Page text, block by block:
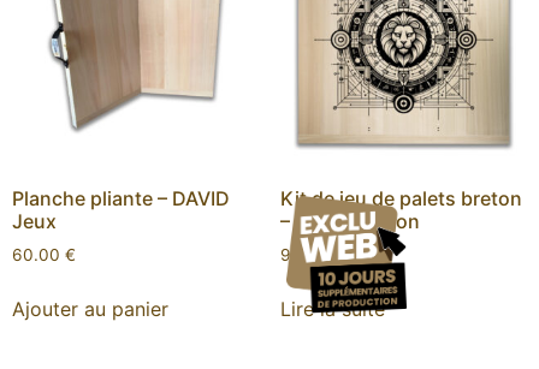
Planche pliante – DAVID
Jeux
60.00 €
Ajouter au panier
Kit de jeu de palets breton
– Signe du Lion
90.00€
Lire la suite